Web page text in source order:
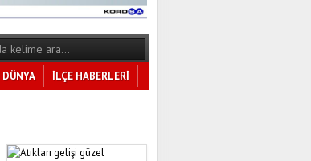
DÜNYA
İLÇE HABERLERİ